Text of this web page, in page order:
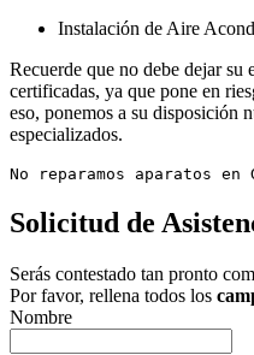
Instalación de Aire
Recuerde que no debe dejar su
certificadas, ya que pone en
eso, ponemos a su disposición
especializados.
No reparamos aparatos
Solicitud de
Serás contestado tan pronto
Por favor, rellena todos los
Nombre